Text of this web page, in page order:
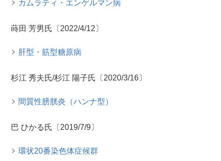
カムラティ・エンゲルマン病
蒔田 芳男氏〔2022/4/12〕
肝型・筋型糖原病
杉江 秀夫氏/杉江 陽子氏〔2020/3/16〕
間質性膀胱炎（ハンナ型）
巴 ひかる氏〔2019/7/9〕
環状20番染色体症候群